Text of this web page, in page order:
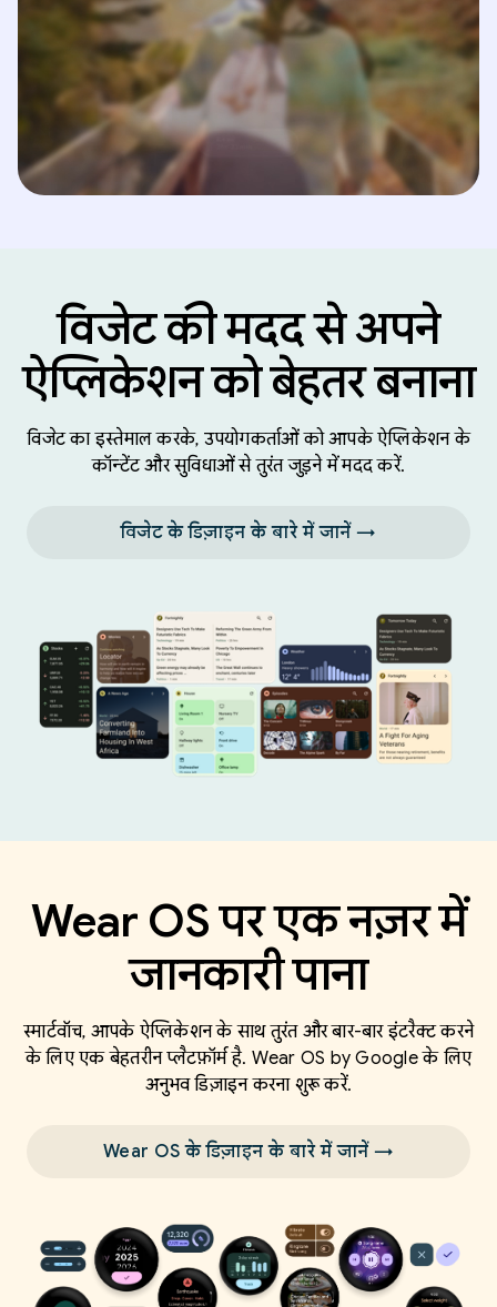
विजेट की मदद से अपने
ऐप्लिकेशन को बेहतर बनाना
विजेट का इस्तेमाल करके, उपयोगकर्ताओं को आपके ऐप्लिकेशन के
कॉन्टेंट और सुविधाओं से तुरंत जुड़ने में मदद करें.
विजेट के डिज़ाइन के बारे में जानें →
Wear OS पर एक नज़र में
जानकारी पाना
स्मार्टवॉच, आपके ऐप्लिकेशन के साथ तुरंत और बार-बार इंटरैक्ट करने
के लिए एक बेहतरीन प्लैटफ़ॉर्म है. Wear OS by Google के लिए
अनुभव डिज़ाइन करना शुरू करें.
Wear OS के डिज़ाइन के बारे में जानें →